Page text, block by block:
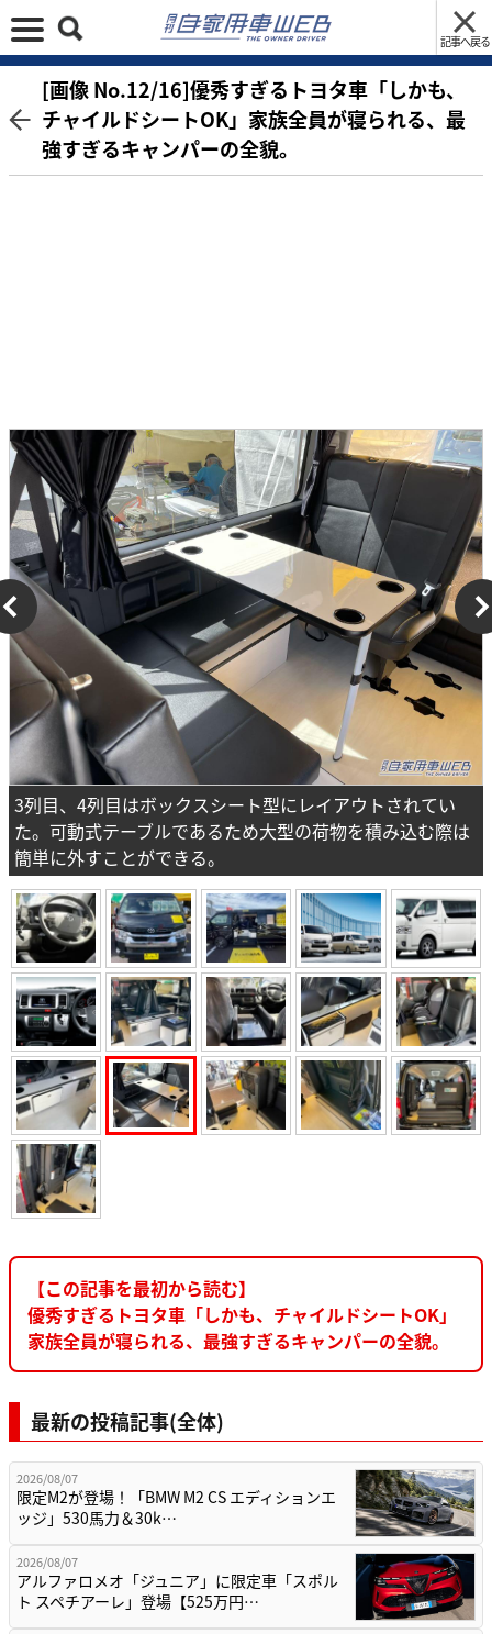
記事へ戻る
[画像 No.12/16]優秀すぎるトヨタ車「しかも、
チャイルドシートOK」家族全員が寝られる、最
強すぎるキャンパーの全貌。
3列目、4列目はボックスシート型にレイアウトされてい
た。可動式テーブルであるため大型の荷物を積み込む際は
簡単に外すことができる。
【この記事を最初から読む】
優秀すぎるトヨタ車「しかも、チャイルドシートOK」
家族全員が寝られる、最強すぎるキャンパーの全貌。
最新の投稿記事(全体)
2026/08/07
限定M2が登場！「BMW M2 CS エディションエ
ッジ」530馬力＆30k…
2026/08/07
アルファロメオ「ジュニア」に限定車「スポル
ト スペチアーレ」登場【525万円…